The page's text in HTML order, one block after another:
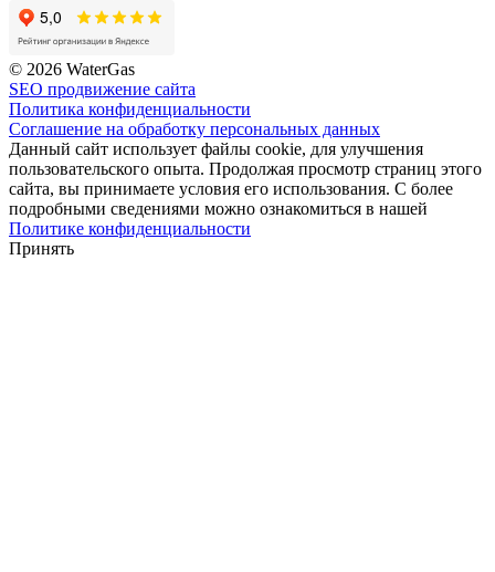
© 2026 WaterGas
SEO продвижение сайта
Политика конфиденциальности
Соглашение на обработку персональных данных
Данный сайт использует файлы cookie, для улучшения
пользовательского опыта. Продолжая просмотр страниц этого
сайта, вы принимаете условия его использования. С более
подробными сведениями можно ознакомиться в нашей
Политике конфиденциальности
Принять